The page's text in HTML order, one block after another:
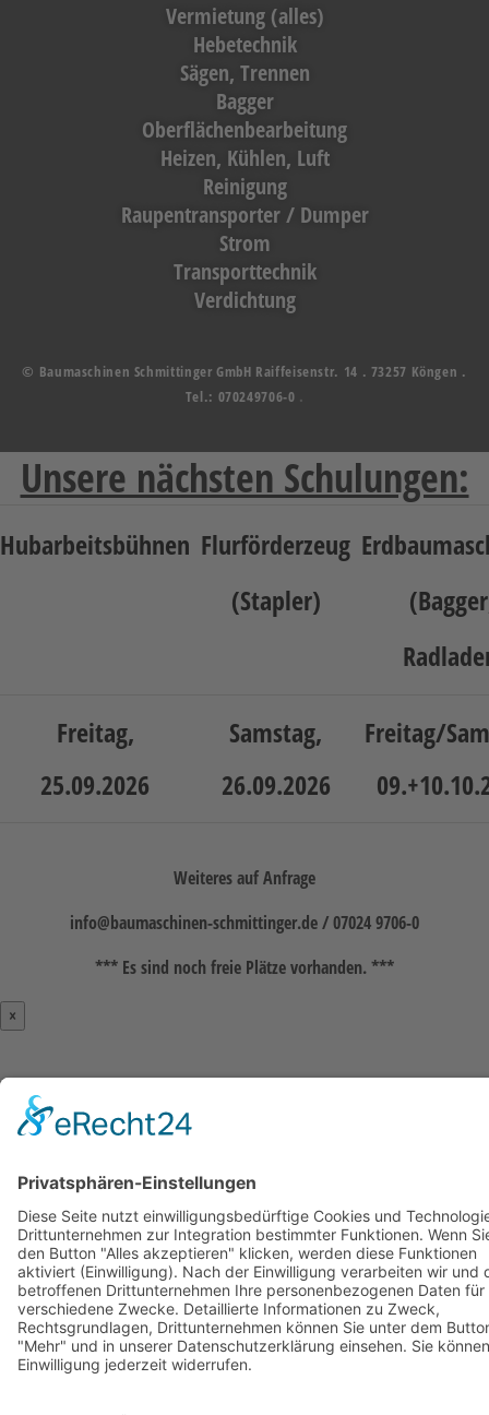
Vermietung (alles)
Hebetechnik
Sägen, Trennen
Bagger
Oberflächenbearbeitung
Heizen, Kühlen, Luft
Reinigung
Raupentransporter / Dumper
Strom
Transporttechnik
Verdichtung
© Baumaschinen Schmittinger GmbH Raiffeisenstr. 14 . 73257 Köngen .
Tel.: 070249706-0
Unsere nächsten Schulungen:
Hubarbeitsbühnen Flurförderzeug
(Stapler)
Freitag,
25.09.2026
Samstag,
26.09.2026
Freitag/
Weiteres auf Anfrage
info@baumaschinen-schmittinger.de / 07024 9706-0
*** Es sind noch freie Plätze vorhanden.***
×